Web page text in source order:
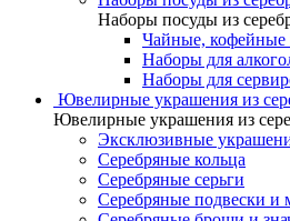
Наборы посуды из
Чайные, кофейные
Наборы для
Наборы для
Ювелирные украшения из
Ювелирные украшения из
Эксклюзивные
Серебряные кольца
Серебряные серьги
Серебряные подвески и